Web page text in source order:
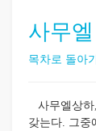
사무엘
목차로 돌아
사무엘상하
갖는다. 그중